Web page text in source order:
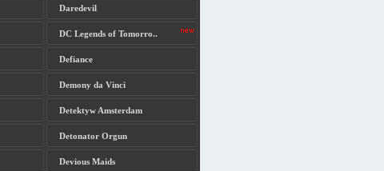
Daredevil
DC Legends of Tomorro..
Defiance
Demony da Vinci
Detektyw Amsterdam
Detonator Orgun
Devious Maids